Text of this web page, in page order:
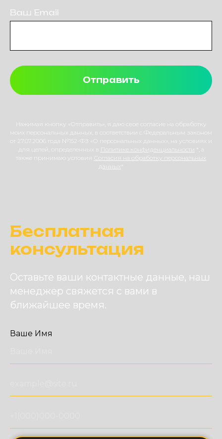
Ваш Email
Отправить
Нажимая кнопку «Отправить», я даю свое согласие на обработку
моих персональных данных, в соответствии с Федеральным законом
от 27.07.2006 года №152-ФЗ «О персональных данных», на условиях и
для целей, определенных в Политике конфиденциальности *, а
также принимаю условия Согласия на обработку персональных
данных
*
Бесплатная
консультация
Оставьте ваши контактные данные, наш
менеджер свяжется с вами в
ближайшее время.
Ваше Имя